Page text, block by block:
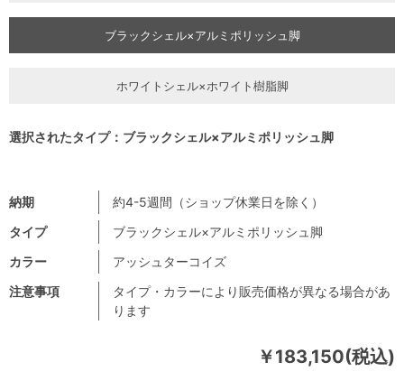
￥183,150(税込)
注意事項
タイプ・カラーにより販売価格が異なる場合があ
ります
納期
約4-5週間（ショップ休業日を除く）
タイプ
ブラックシェル×アルミポリッシュ脚
カラー
アッシュターコイズ
ブラックシェル×アルミポリッシュ脚
ホワイトシェル×ホワイト樹脂脚
選択されたタイプ：ブラックシェル×アルミポリッシュ脚